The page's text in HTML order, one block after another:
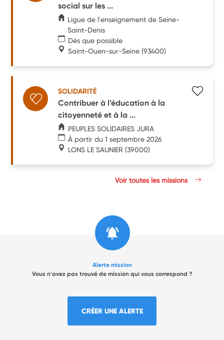
social sur les ...
Ligue de l'enseignement de Seine-
Saint-Denis
Dès que possible
Saint-Ouen-sur-Seine (93400)
SOLIDARITÉ
Contribuer à l’éducation à la
citoyenneté et à la ...
PEUPLES SOLIDAIRES JURA
À partir du 1 septembre 2026
LONS LE SAUNIER (39000)
Voir toutes les missions
Alerte mission
Vous n'avez pas trouvé de mission qui vous correspond ?
CRÉER UNE ALERTE